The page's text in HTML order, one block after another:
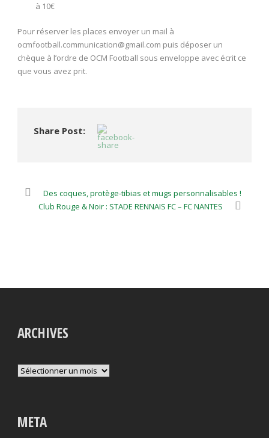
à 10€
Pour réserver les places envoyer un mail à
ocmfootball.communication@gmail.com puis déposer un
chèque à l’ordre de OCM Football sous enveloppe avec écrit ce
que vous avez prit.
Share Post:
Des coques, protège-tibias et mugs personnalisables !
Club Rouge & Noir : STADE RENNAIS FC – FC NANTES
ARCHIVES
Archives
META